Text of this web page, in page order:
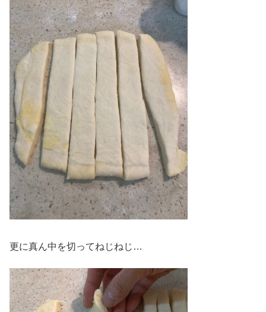
更に真ん中を切ってねじねじ…